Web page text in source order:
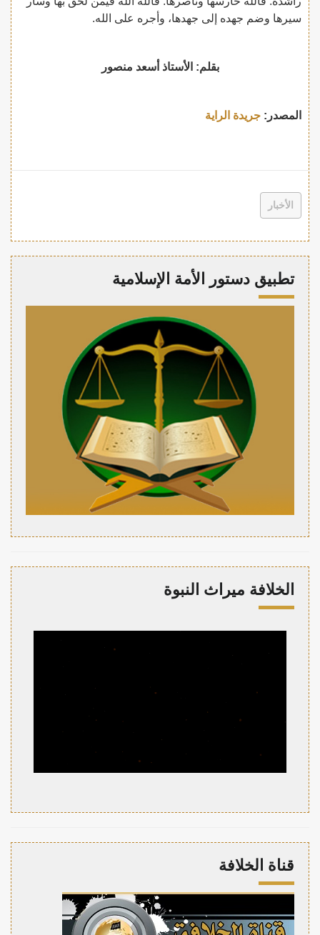
سيرها وضم جهده إلى جهدها، وأجره على الله.
بقلم: الأستاذ أسعد منصور
المصدر: جريدة الراية
الأخبار
تطبيق دستور الأمة الإسلامية
الخلافة ميراث النبوة
قناة الخلافة